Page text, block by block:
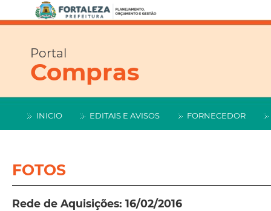
Portal
Compras
INICIO EDITAIS E AVISOS FORNECEDOR
FOTOS
Rede de Aquisições: 16/02/2016